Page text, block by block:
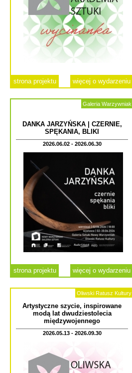
strona projektu więcej o wydarzeniu
Galeria Warzywniak
DANKA JARZYŃSKA | CZERNIE,
SPĘKANIA, BLIKI
2026.06.02 - 2026.06.30
strona projektu więcej o wydarzeniu
Oliwski Ratusz Kultury
Artystyczne szycie, inspirowane
modą lat dwudziestolecia
międzywojennego
2026.05.13 - 2026.09.30